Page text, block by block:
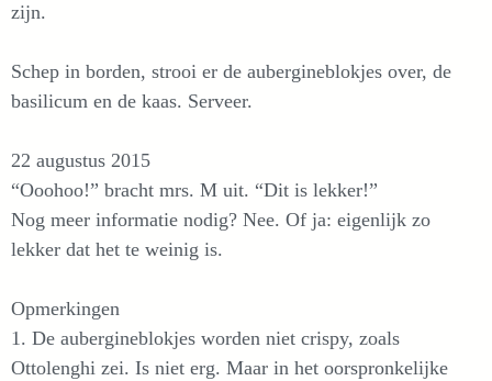
zijn.
Schep in borden, strooi er de aubergineblokjes over, de
basilicum en de kaas. Serveer.
22 augustus 2015
“Ooohoo!” bracht mrs. M uit. “Dit is lekker!”
Nog meer informatie nodig? Nee. Of ja: eigenlijk zo
lekker dat het te weinig is.
Opmerkingen
1. De aubergineblokjes worden niet crispy, zoals
Ottolenghi zei. Is niet erg. Maar in het oorspronkelijke